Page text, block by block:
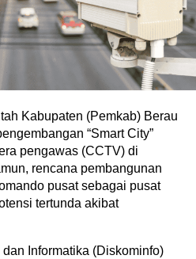
Kabupaten (Pemkab) Berau
“Smart City”
pengawas (CCTV) di
rencana pembangunan
pusat sebagai pusat
tertunda akibat
Informatika (Diskominfo)